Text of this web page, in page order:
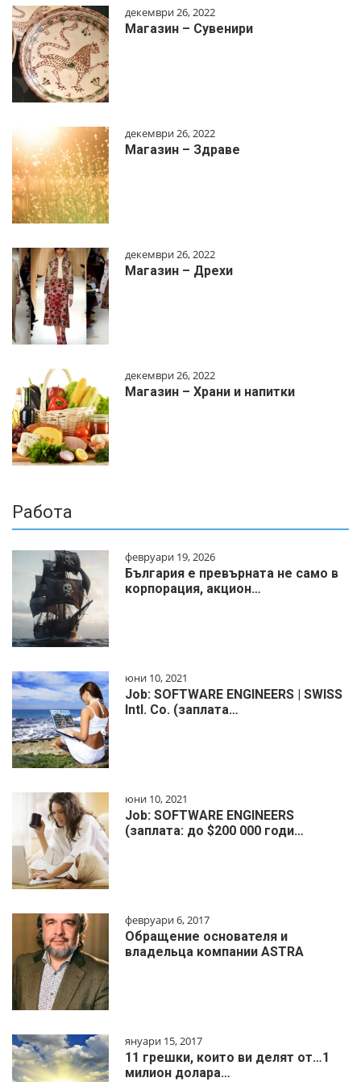
декември 26, 2022
Магазин – Сувенири
декември 26, 2022
Магазин – Здраве
декември 26, 2022
Магазин – Дрехи
декември 26, 2022
Магазин – Храни и напитки
Работа
февруари 19, 2026
България е превърната не само в
корпорация, акцион…
юни 10, 2021
Job: SOFTWARE ENGINEERS | SWISS
Intl. Co. (заплата…
юни 10, 2021
Job: SOFTWARE ENGINEERS
(заплата: до $200 000 годи…
февруари 6, 2017
Обращение основателя и
владельца компании ASTRA
януари 15, 2017
11 грешки, които ви делят от…1
милиoн дoлapa…